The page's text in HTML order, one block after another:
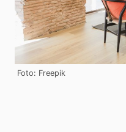
Foto: Freepik